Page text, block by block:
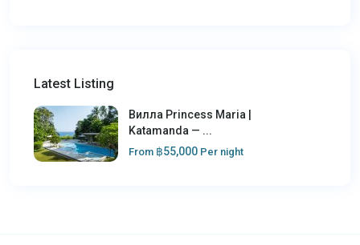
Latest Listing
Вилла Princess Maria |
Katamanda — ...
From ฿55,000 Per night